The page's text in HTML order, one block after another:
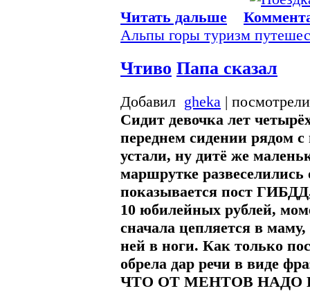
Читать дальше
Альпы горы туризм
Чтиво Папа сказал
Добавил gheka |
Сидит девочка лет
переднем сидении рядом
устали, ну дитё же
маршрутке развеселились
показывается пост
10 юбилейных рублей,
сначала цепляется в
ней в ноги. Как только
обрела дар речи в виде
ЧТО ОТ МЕНТОВ НАДО